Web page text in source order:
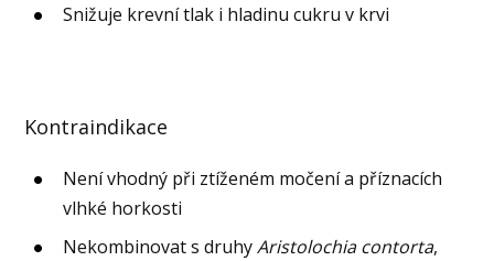
Snižuje krevní tlak i hladinu cukru v krvi
Kontraindikace
Není vhodný při ztíženém močení a příznacích
vlhké horkosti
Nekombinovat s druhyAristolochia contorta,